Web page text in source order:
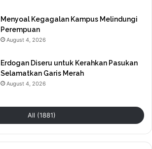
Menyoal Kegagalan Kampus Melindungi
Perempuan
August 4, 2026
Erdogan Diseru untuk Kerahkan Pasukan
Selamatkan Garis Merah
August 4, 2026
All (1881)